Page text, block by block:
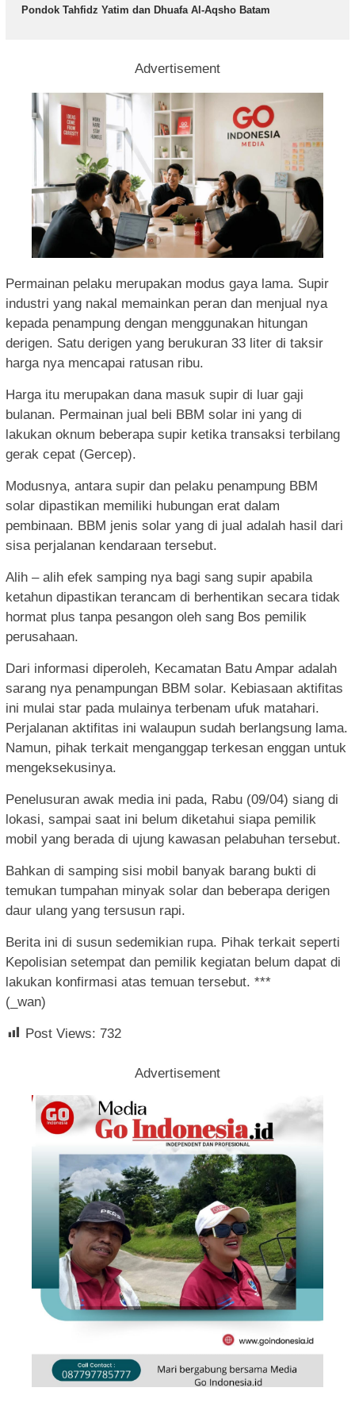
Pondok Tahfidz Yatim dan Dhuafa Al-Aqsho Batam
Advertisement
Permainan pelaku merupakan modus gaya lama. Supir
industri yang nakal memainkan peran dan menjual nya
kepada penampung dengan menggunakan hitungan
derigen. Satu derigen yang berukuran 33 liter di taksir
harga nya mencapai ratusan ribu.
Harga itu merupakan dana masuk supir di luar gaji
bulanan. Permainan jual beli BBM solar ini yang di
lakukan oknum beberapa supir ketika transaksi terbilang
gerak cepat (Gercep).
Modusnya, antara supir dan pelaku penampung BBM
solar dipastikan memiliki hubungan erat dalam
pembinaan. BBM jenis solar yang di jual adalah hasil dari
sisa perjalanan kendaraan tersebut.
Alih – alih efek samping nya bagi sang supir apabila
ketahun dipastikan terancam di berhentikan secara tidak
hormat plus tanpa pesangon oleh sang Bos pemilik
perusahaan.
Dari informasi diperoleh, Kecamatan Batu Ampar adalah
sarang nya penampungan BBM solar. Kebiasaan aktifitas
ini mulai star pada mulainya terbenam ufuk matahari.
Perjalanan aktifitas ini walaupun sudah berlangsung lama.
Namun, pihak terkait menganggap terkesan enggan untuk
mengeksekusinya.
Penelusuran awak media ini pada, Rabu (09/04) siang di
lokasi, sampai saat ini belum diketahui siapa pemilik
mobil yang berada di ujung kawasan pelabuhan tersebut.
Bahkan di samping sisi mobil banyak barang bukti di
temukan tumpahan minyak solar dan beberapa derigen
daur ulang yang tersusun rapi.
Berita ini di susun sedemikian rupa. Pihak terkait seperti
Kepolisian setempat dan pemilik kegiatan belum dapat di
lakukan konfirmasi atas temuan tersebut. ***
(_wan)
Post Views: 732
Advertisement